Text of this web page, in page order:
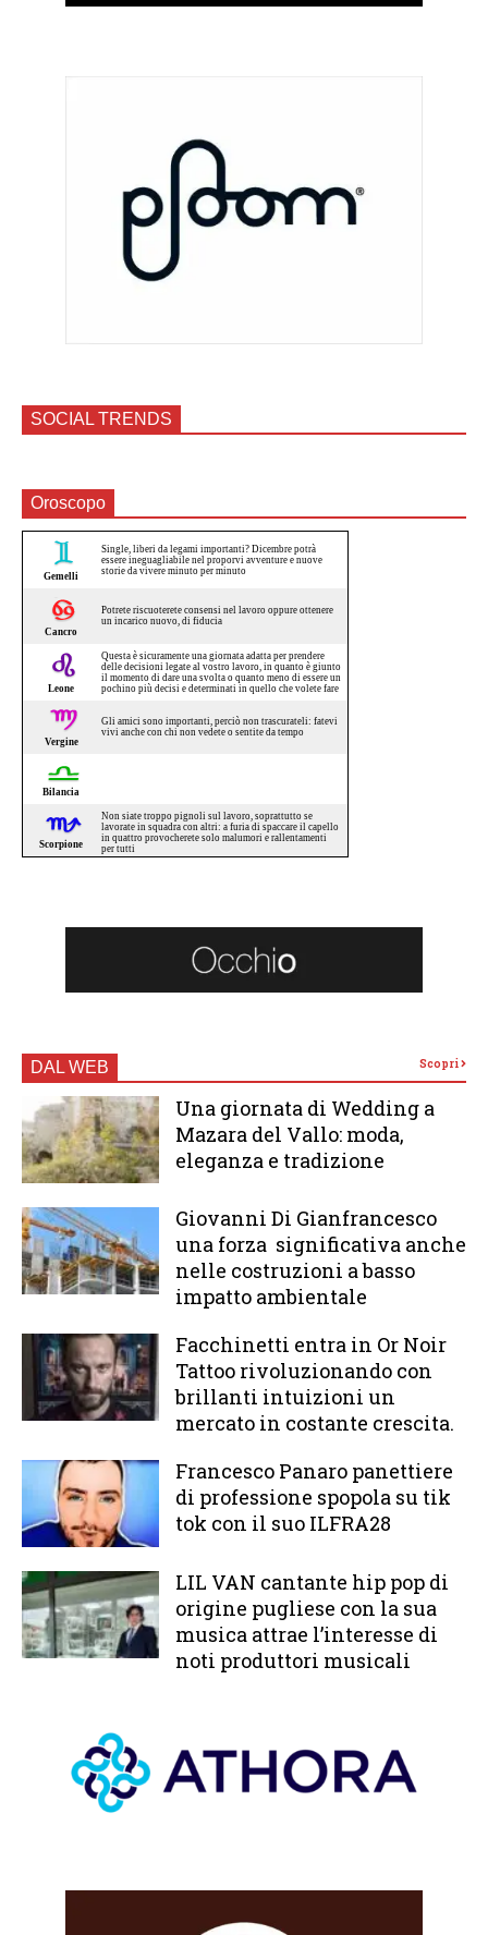
SOCIAL TRENDS
Oroscopo
DAL WEB Scopri
Una giornata di Wedding a
Mazara del Vallo: moda,
eleganza e tradizione
Giovanni Di Gianfrancesco
una forza significativa anche
nelle costruzioni a basso
impatto ambientale
Facchinetti entra in Or Noir
Tattoo rivoluzionando con
brillanti intuizioni un
mercato in costante crescita.
Francesco Panaro panettiere
di professione spopola su tik
tok con il suo ILFRA28
LIL VAN cantante hip pop di
origine pugliese con la sua
musica attrae l’interesse di
noti produttori musicali